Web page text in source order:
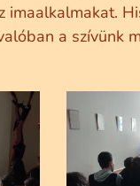
a szívünk